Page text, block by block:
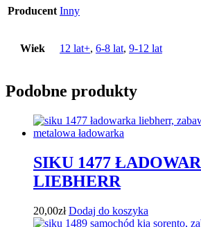
Producent Inny
Wiek 12 lat+, 6-8 lat, 9-12 lat
Podobne produkty
SIKU 1477
LIEBHERR
20,00zł Dodaj do koszyka